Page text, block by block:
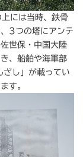
には当時、鉄骨
3つの塔にアンテ
世保・中国大陸
、船舶や海軍部
ざし」が載ってい
す。